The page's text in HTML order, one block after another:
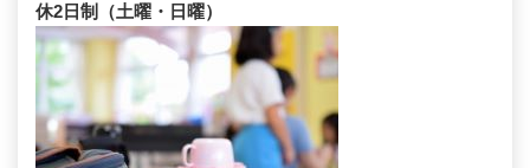
休2日制（土曜・日曜）